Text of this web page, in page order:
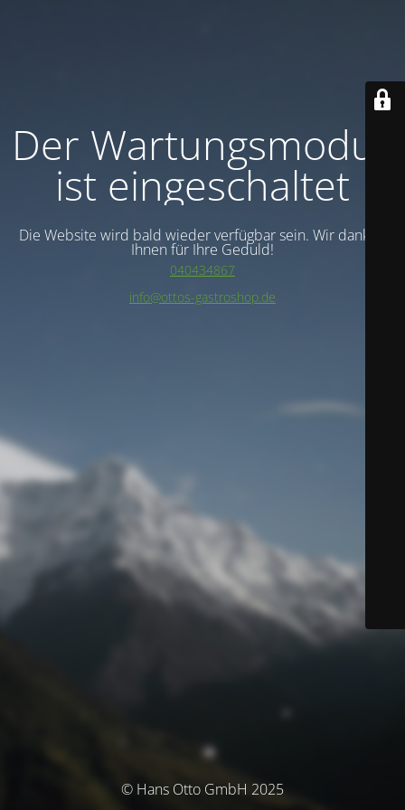
Der Wartungsmodus
ist eingeschaltet
Die Website wird bald wieder verfügbar sein. Wir danken
Ihnen für Ihre Geduld!
040434867
info@ottos-gastroshop.de
© Hans Otto GmbH 2025